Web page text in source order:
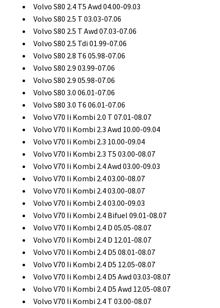
Volvo S80 2.4 T5 Awd 04.00-09.03
Volvo S80 2.5 T 03.03-07.06
Volvo S80 2.5 T Awd 07.03-07.06
Volvo S80 2.5 Tdi 01.99-07.06
Volvo S80 2.8 T6 05.98-07.06
Volvo S80 2.9 03.99-07.06
Volvo S80 2.9 05.98-07.06
Volvo S80 3.0 06.01-07.06
Volvo S80 3.0 T6 06.01-07.06
Volvo V70 Ii Kombi 2.0 T 07.01-08.07
Volvo V70 Ii Kombi 2.3 Awd 10.00-09.04
Volvo V70 Ii Kombi 2.3 10.00-09.04
Volvo V70 Ii Kombi 2.3 T5 03.00-08.07
Volvo V70 Ii Kombi 2.4 Awd 03.00-09.03
Volvo V70 Ii Kombi 2.4 03.00-08.07
Volvo V70 Ii Kombi 2.4 03.00-08.07
Volvo V70 Ii Kombi 2.4 03.00-09.03
Volvo V70 Ii Kombi 2.4 Bifuel 09.01-08.07
Volvo V70 Ii Kombi 2.4 D 05.05-08.07
Volvo V70 Ii Kombi 2.4 D 12.01-08.07
Volvo V70 Ii Kombi 2.4 D5 08.01-08.07
Volvo V70 Ii Kombi 2.4 D5 12.05-08.07
Volvo V70 Ii Kombi 2.4 D5 Awd 03.03-08.07
Volvo V70 Ii Kombi 2.4 D5 Awd 12.05-08.07
Volvo V70 Ii Kombi 2.4 T 03.00-08.07